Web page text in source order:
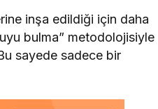
inşa edildiği için daha
bulma” metodolojisiyle
sayede sadece bir